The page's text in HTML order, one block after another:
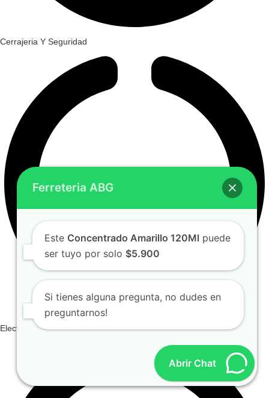
Cerrajeria Y Seguridad
Electricos E Iluminacion
Ferreteria ABG
Este Concentrado Amarillo 120Ml puede
ser tuyo por solo $5.900
Si tienes alguna pregunta, no dudes en
preguntarnos!
Abrir Chat